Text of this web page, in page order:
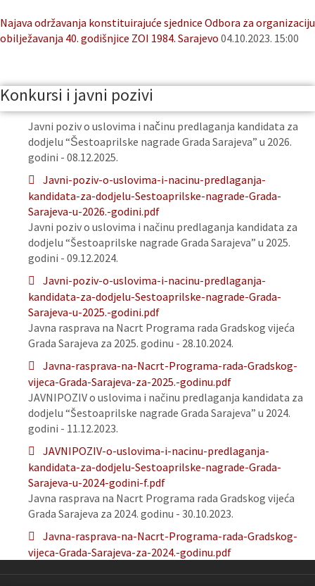
Najava održavanja konstituirajuće sjednice Odbora za organizaciju
obilježavanja 40. godišnjice ZOI 1984. Sarajevo 04.10.2023. 15:00
Konkursi i javni pozivi
Javni poziv o uslovima i načinu predlaganja kandidata za
dodjelu “Šestoaprilske nagrade Grada Sarajeva” u 2026.
godini - 08.12.2025.
Javni-poziv-o-uslovima-i-nacinu-predlaganja-
kandidata-za-dodjelu-Sestoaprilske-nagrade-Grada-
Sarajeva-u-2026.-godini.pdf
Javni poziv o uslovima i načinu predlaganja kandidata za
dodjelu “Šestoaprilske nagrade Grada Sarajeva” u 2025.
godini - 09.12.2024.
Javni-poziv-o-uslovima-i-nacinu-predlaganja-
kandidata-za-dodjelu-Sestoaprilske-nagrade-Grada-
Sarajeva-u-2025.-godini.pdf
Javna rasprava na Nacrt Programa rada Gradskog vijeća
Grada Sarajeva za 2025. godinu - 28.10.2024.
Javna-rasprava-na-Nacrt-Programa-rada-Gradskog-
vijeca-Grada-Sarajeva-za-2025.-godinu.pdf
JAVNIPOZIV o uslovima i načinu predlaganja kandidata za
dodjelu “Šestoaprilske nagrade Grada Sarajeva” u 2024.
godini - 11.12.2023.
JAVNIPOZIV-o-uslovima-i-nacinu-predlaganja-
kandidata-za-dodjelu-Sestoaprilske-nagrade-Grada-
Sarajeva-u-2024-godini-f.pdf
Javna rasprava na Nacrt Programa rada Gradskog vijeća
Grada Sarajeva za 2024. godinu - 30.10.2023.
Javna-rasprava-na-Nacrt-Programa-rada-Gradskog-
vijeca-Grada-Sarajeva-za-2024.-godinu.pdf